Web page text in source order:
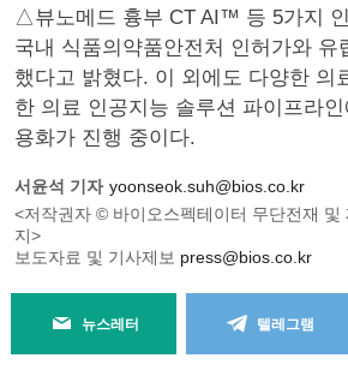
△뷰노메드 흉부 CT AI™ 등 5가지
국내 식품의약품안전처 인허가와 유
했다고 밝혔다. 이 외에도 다양한 의
한 의료 인공지능 솔루션 파이프라
용화가 진행 중이다.
서윤석 기자 yoonseok.suh@bios.co.kr
<저작권자 © 바이오스펙테이터 무단전재 및
지>
보도자료 및 기사제보 press@bios.co.kr
뉴스레터 텔레그램